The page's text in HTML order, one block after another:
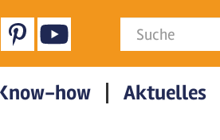
how Aktuelles